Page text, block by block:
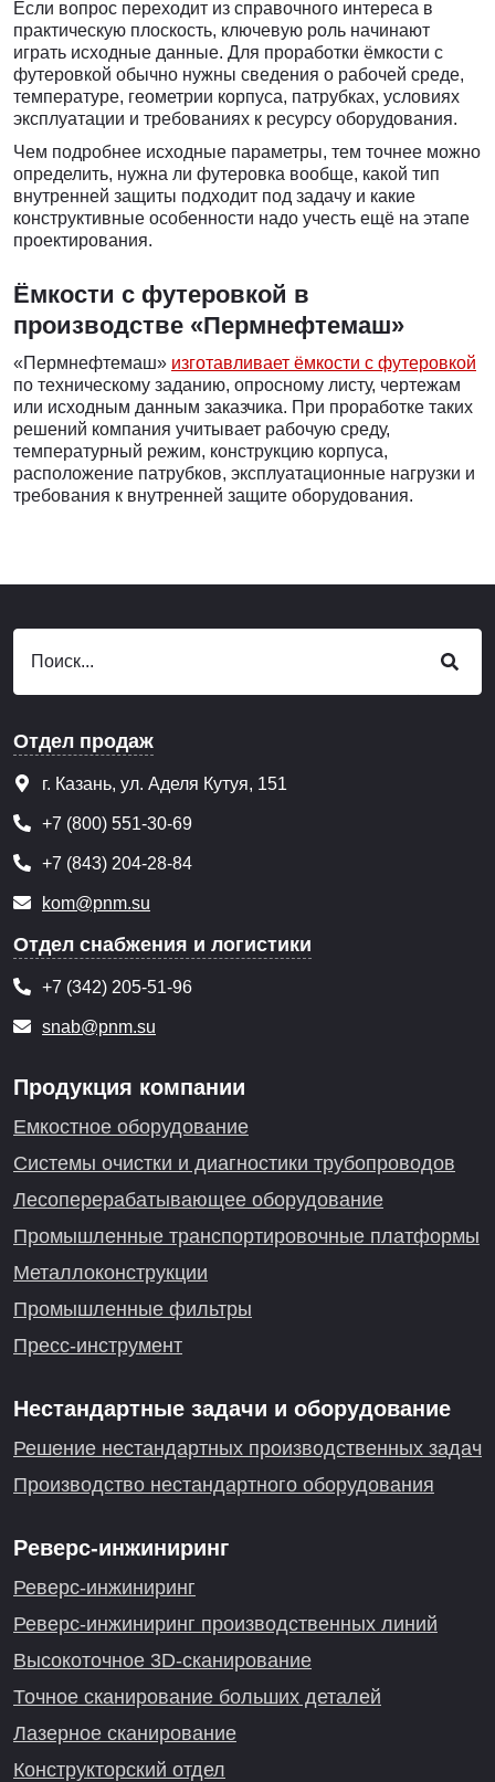
Если вопрос переходит из справочного интереса в
практическую плоскость, ключевую роль начинают
играть исходные данные. Для проработки ёмкости с
футеровкой обычно нужны сведения о рабочей среде,
температуре, геометрии корпуса, патрубках, условиях
эксплуатации и требованиях к ресурсу оборудования.
Чем подробнее исходные параметры, тем точнее можно
определить, нужна ли футеровка вообще, какой тип
внутренней защиты подходит под задачу и какие
конструктивные особенности надо учесть ещё на этапе
проектирования.
Ёмкости с футеровкой в
производстве «Пермнефтемаш»
«Пермнефтемаш» изготавливает ёмкости с футеровкой
по техническому заданию, опросному листу, чертежам
или исходным данным заказчика. При проработке таких
решений компания учитывает рабочую среду,
температурный режим, конструкцию корпуса,
расположение патрубков, эксплуатационные нагрузки и
требования к внутренней защите оборудования.
Отдел продаж
г. Казань, ул. Аделя Кутуя, 151
+7 (800) 551-30-69
+7 (843) 204-28-84
kom@pnm.su
Отдел снабжения и логистики
+7 (342) 205-51-96
snab@pnm.su
Продукция компании
Емкостное оборудование
Системы очистки и диагностики трубопроводов
Лесоперерабатывающее оборудование
Промышленные транспортировочные платформы
Металлоконструкции
Промышленные фильтры
Пресс-инструмент
Нестандартные задачи и оборудование
Решение нестандартных производственных задач
Производство нестандартного оборудования
Реверс-инжиниринг
Реверс-инжиниринг
Реверс-инжиниринг производственных линий
Высокоточное 3D-сканирование
Точное сканирование больших деталей
Лазерное сканирование
Конструкторский отдел